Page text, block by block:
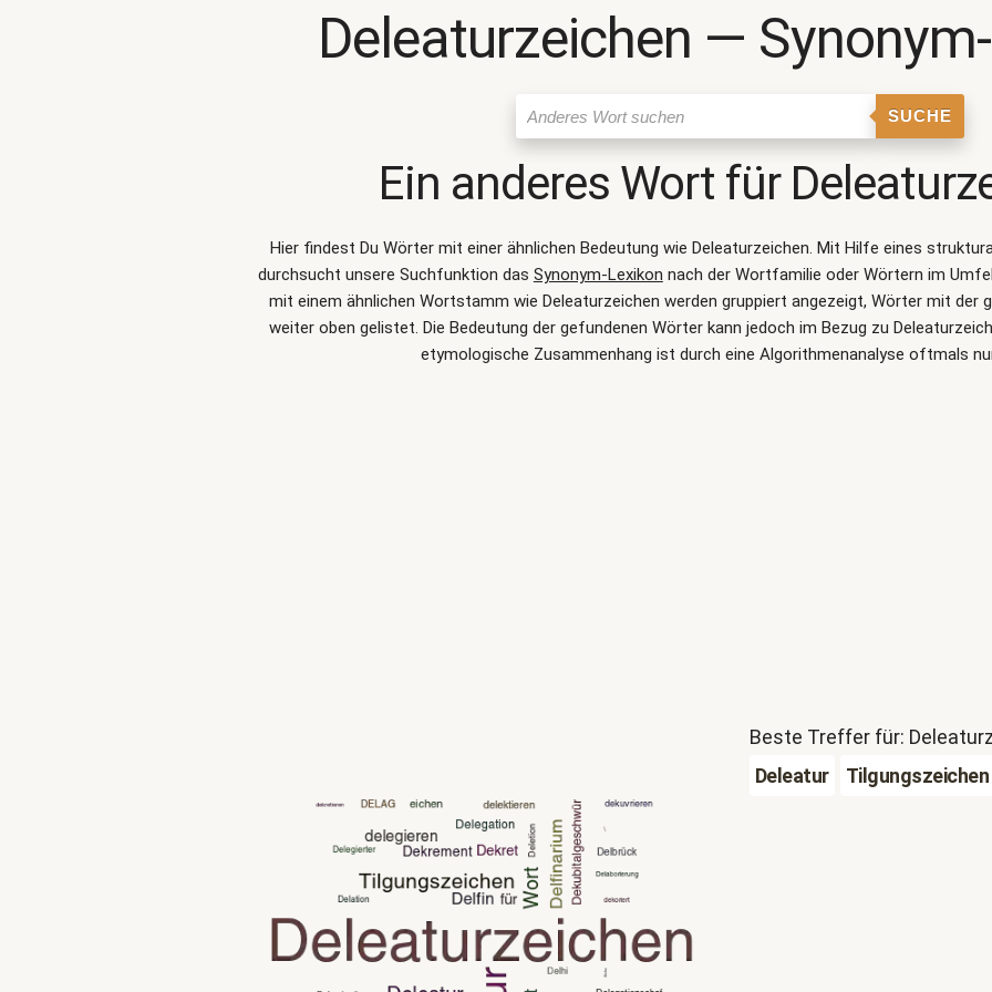
Deleaturzeichen ―
SUCHE
Ein anderes Wort für
Hier findest Du Wörter mit einer ähnlichen Bedeutung wieDeleaturzeichen. Mit Hilfe eines
durchsucht unsere Suchfunktion das Synonym-Lexikon nach der Wortfamilie oder Wörtern im
mit einem ähnlichen Wortstamm wie Deleaturzeichen werden gruppiert angezeigt, Wörter mit der
weiter oben gelistet. Die Bedeutung der gefundenen Wörter kann jedoch im Bezug zu
etymologische Zusammenhang ist durch eine Algorithmenanalyse oftmals
Beste Treffer für:
Deleatur
Tilgungszeichen